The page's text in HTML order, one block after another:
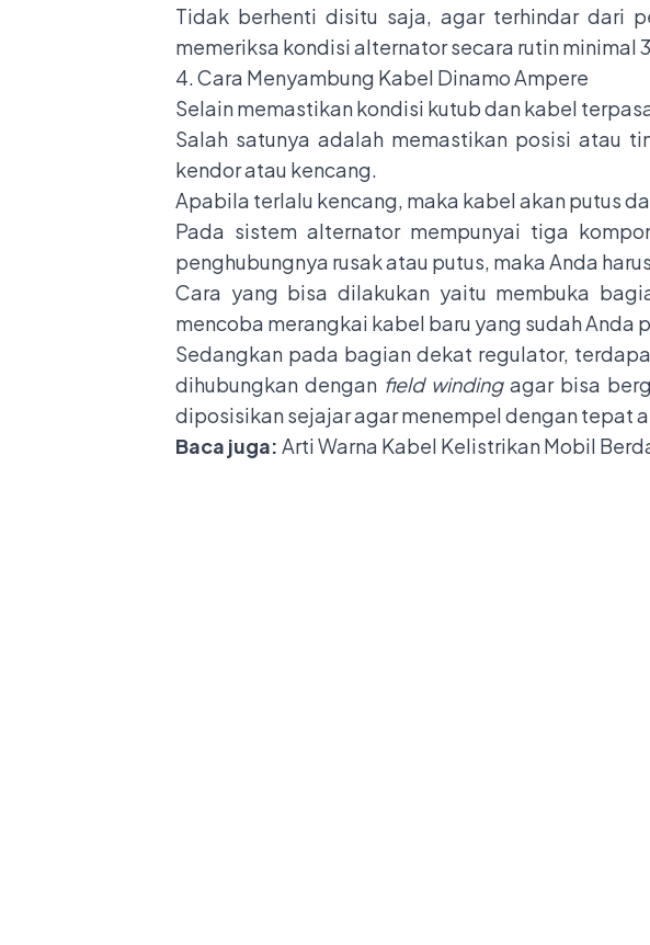
Tidak berhenti disitu saja, agar terhindar dari
memeriksa kondisi alternator secara rutin minimal
4. Cara Menyambung Kabel Dinamo Ampere
Selain memastikan kondisi kutub dan kabel
Salah satunya adalah memastikan posisi atau
kendor atau kencang.
Apabila terlalu kencang, maka kabel akan putus
Pada sistem alternator mempunyai tiga
penghubungnya rusak atau putus, maka Anda
Cara yang bisa dilakukan yaitu membuka
mencoba merangkai kabel baru yang sudah Anda
Sedangkan pada bagian dekat regulator,
dihubungkan dengan field windingagar bisa
diposisikan sejajar agar menempel dengan tepat
Baca juga: Arti Warna Kabel Kelistrikan Mobil